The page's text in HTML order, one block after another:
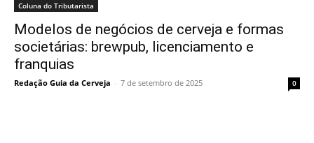
Coluna do Tributarista
Modelos de negócios de cerveja e formas
societárias: brewpub, licenciamento e
franquias
Redação Guia da Cerveja - 7 de setembro de 2025 0